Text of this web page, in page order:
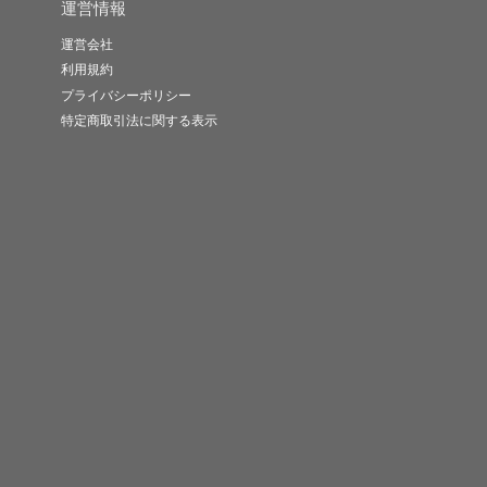
運営情報
運営会社
利用規約
プライバシーポリシー
特定商取引法に関する表示